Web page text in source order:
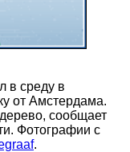
в среду в
от Амстердама.
сообщает
Фотографии с
.